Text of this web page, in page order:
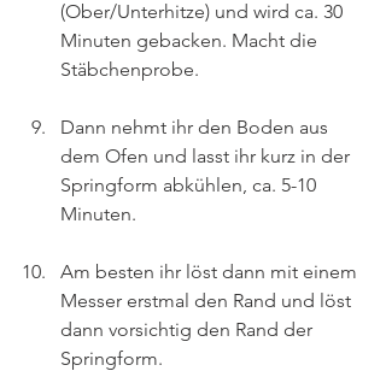
(Ober/Unterhitze) und wird ca. 30
Minuten gebacken. Macht die
Stäbchenprobe.
Dann nehmt ihr den Boden aus
dem Ofen und lasst ihr kurz in der
Springform abkühlen, ca. 5-10
Minuten.
Am besten ihr löst dann mit einem
Messer erstmal den Rand und löst
dann vorsichtig den Rand der
Springform.